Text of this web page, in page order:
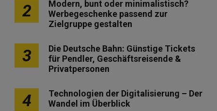
2
Modern, bunt oder minimalistisch?
Werbegeschenke passend zur
Zielgruppe gestalten
3
Die Deutsche Bahn: Günstige Tickets
für Pendler, Geschäftsreisende &
Privatpersonen
4
Technologien der Digitalisierung – Der
Wandel im Überblick